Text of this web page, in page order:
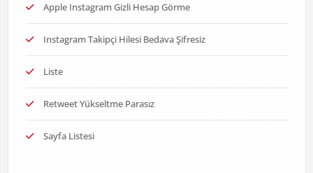
Apple Instagram Gizli Hesap Görme
Instagram Takipçi Hilesi Bedava Şifresiz
Liste
Retweet Yükseltme Parasız
Sayfa Listesi